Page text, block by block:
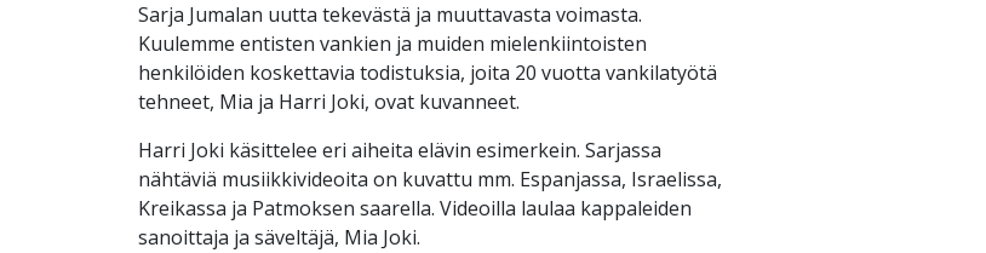
Sarja Jumalan uutta tekevästä ja muuttavasta voimasta.
Kuulemme entisten vankien ja muiden mielenkiintoisten
henkilöiden koskettavia todistuksia, joita 20 vuotta vankilatyötä
tehneet, Mia ja Harri Joki, ovat kuvanneet.
Harri Joki käsittelee eri aiheita elävin esimerkein. Sarjassa
nähtäviä musiikkivideoita on kuvattu mm. Espanjassa, Israelissa,
Kreikassa ja Patmoksen saarella. Videoilla laulaa kappaleiden
sanoittaja ja säveltäjä, Mia Joki.